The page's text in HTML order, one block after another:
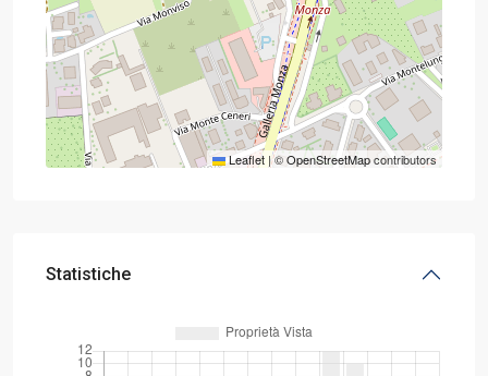
Leaflet |©OpenStreetMapcontributors
Statistiche